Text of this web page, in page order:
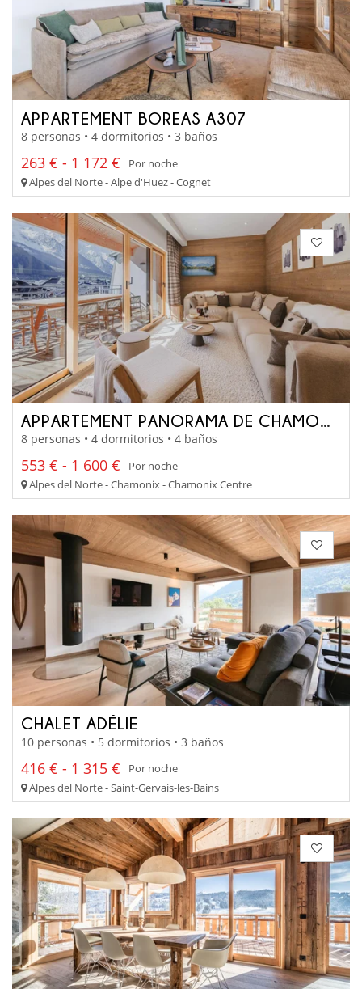
APPARTEMENT BOREAS A307
8 personas • 4 dormitorios • 3 baños
263 € - 1 172 €
Por noche
Alpes del Norte - Alpe d'Huez - Cognet
APPARTEMENT PANORAMA DE CHAMONIX
8 personas • 4 dormitorios • 4 baños
553 € - 1 600 €
Por noche
Alpes del Norte - Chamonix - Chamonix Centre
CHALET ADÉLIE
10 personas • 5 dormitorios • 3 baños
416 € - 1 315 €
Por noche
Alpes del Norte - Saint-Gervais-les-Bains